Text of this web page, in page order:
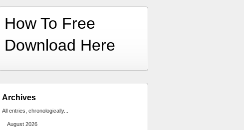
How To Free
Download Here
Archives
All entries, chronologically...
August 2026